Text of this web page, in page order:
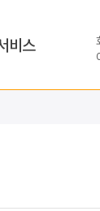
비스